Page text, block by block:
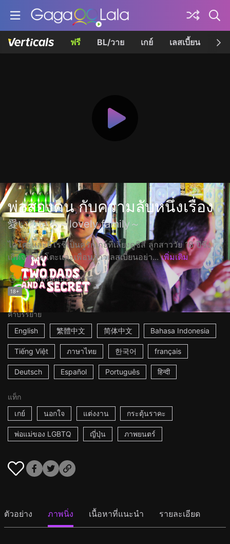
ฟรี BL/วาย เกย์ เลสเบี้ยน เค
พ่อสองคน กับความลับหนึ่งเรื่อง
愛いろいろ～lovely family～
ไคโตะและฮิโรชิเป็นคู่รักเกย์ที่เลี้ยงดูชิสึ ลูกสาววัย 18 ปีซึ่ง
เกิดจากไคโตะและเพื่อนสาวเลสเบี้ยนอย่า... เพิ่มเติม
1h1mสหรัฐอเมริกา2012
18+
คำบรรยาย
English
繁體中文 简体中文 Bahasa Indonesia
Tiếng Việt ภาษาไทย 한국어 français
Deutsch Español Português हिन्दी
แท็ก
เกย์
นอกใจ แต่งงาน กระตุ้นราคะ
พ่อแม่ของ LGBTQ ญี่ปุ่น ภาพยนตร์
ตัวอย่าง ภาพนิ่ง เนื้อหาที่แนะนำ รายละเอียด